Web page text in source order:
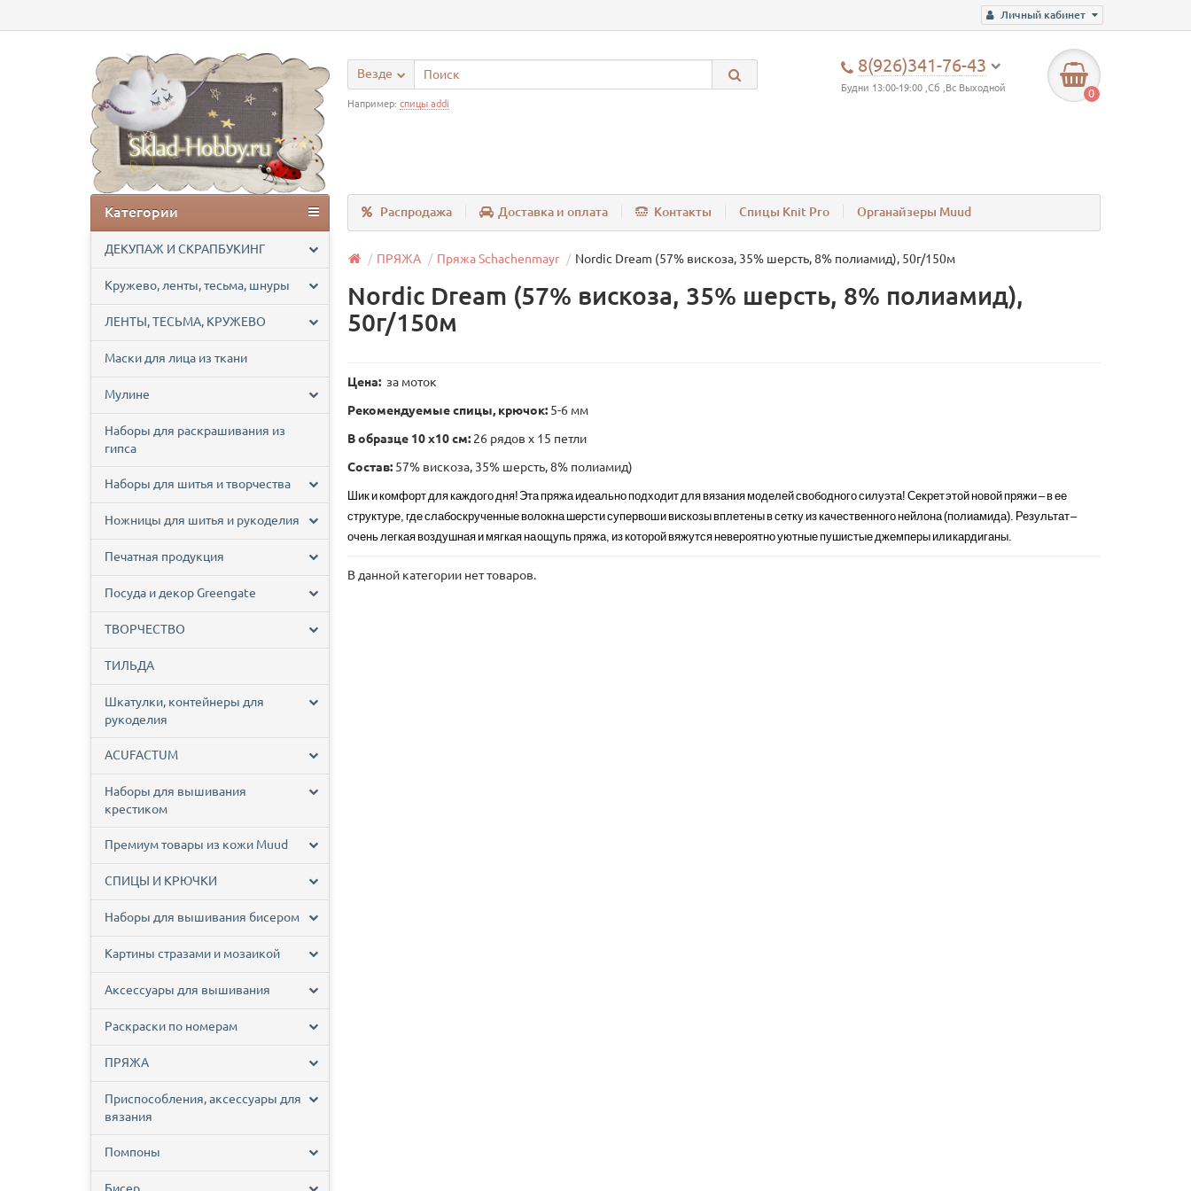
Личный кабинет
8(926)341-76-43
Будни 13:00-19:00 ,Сб ,Вс Выходной 0
Везде
Например: спицы addi
Распродажа Доставка и оплата Контакты Спицы Knit Pro Органайзеры Muud
Категории
ДЕКУПАЖ И СКРАПБУКИНГ
Кружево, ленты, тесьма, шнуры
ЛЕНТЫ, ТЕСЬМА, КРУЖЕВО
Маски для лица из ткани
Мулине
Наборы для раскрашивания из
гипса
Наборы для шитья и творчества
Ножницы для шитья и рукоделия
Печатная продукция
Посуда и декор Greengate
ТВОРЧЕСТВО
ТИЛЬДА
Шкатулки, контейнеры для
рукоделия
ACUFACTUM
Наборы для вышивания
крестиком
Премиум товары из кожи Muud
СПИЦЫ И КРЮЧКИ
Наборы для вышивания бисером
Картины стразами и мозаикой
Аксессуары для вышивания
Раскраски по номерам
ПРЯЖА
Приспособления, аксессуары для
вязания
Помпоны
ПРЯЖА Пряжа Schachenmayr Nordic Dream (57% вискоза, 35% шерсть, 8% полиамид), 50г/150м
Nordic Dream (57% вискоза, 35% шерсть, 8% полиамид),
50г/150м
Цена: за моток
Рекомендуемые спицы, крючок: 5-6 мм
В образце 10 x10 см: 26 рядов х 15 петли
Состав: 57% вискоза, 35% шерсть, 8% полиамид)
Шик и комфорт для каждого дня! Эта пряжа идеально подходит для вязания моделей свободного силуэта! Секрет этой новой пряжи – в ее
структуре, где слабоскрученные волокна шерсти супервош и вискозы вплетены в сетку из качественного нейлона (полиамида). Результат –
очень легкая воздушная и мягкая на ощупь пряжа, из которой вяжутся невероятно уютные пушистые джемперы или кардиганы.
В данной категории нет товаров.